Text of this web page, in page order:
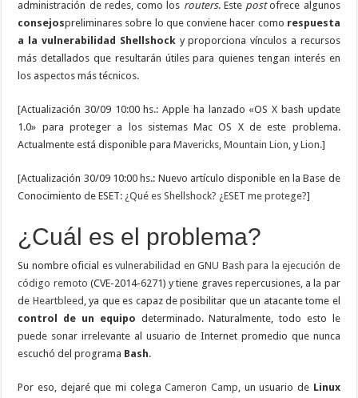
administración de redes, como los routers. Este postofrece algunos
consejospreliminares sobre lo que conviene hacer como respuesta
a la vulnerabilidad Shellshocky proporciona vínculos a recursos
más detallados que resultarán útiles para quienes tengan interés en
los aspectos más técnicos.
[Actualización 30/09 10:00 hs.: Apple ha lanzado «OS X bash update
1.0» para proteger a los sistemas Mac OS X de este problema.
Actualmente está disponible paraMavericks, Mountain Lion, yLion.]
[Actualización 30/09 10:00 hs.: Nuevo artículo disponible en la Base de
Conocimiento de ESET: ¿Qué es Shellshock? ¿ESET me protege?]
¿Cuál es el problema?
Su nombre oficial esvulnerabilidad en GNU Bash para la ejecución de
código remoto (CVE-2014-6271) y tiene graves repercusiones, a la par
de Heartbleed , ya que es capaz de posibilitar que un atacante tome el
control de un equipo determinado. Naturalmente, todo esto le
puede sonar irrelevante al usuario de Internet promedio que nunca
escuchó del programa Bash.
Por eso, dejaré que mi colegaCameron Camp, un usuario de Linux